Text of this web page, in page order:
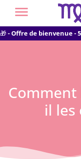
🎁- Offre de bienvenue -
Comment
il les